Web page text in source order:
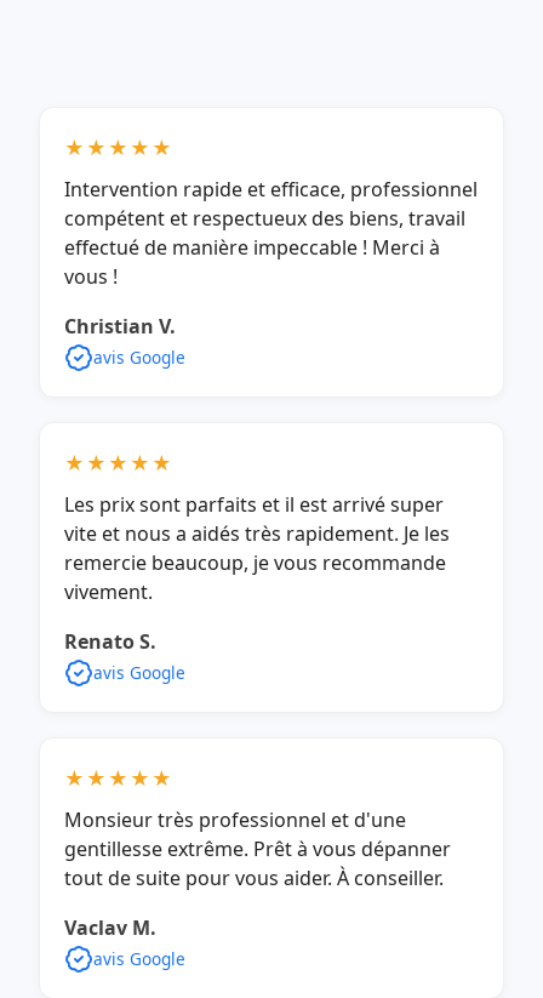
★★★★★
Intervention rapide et efficace, professionnel
compétent et respectueux des biens, travail
effectué de manière impeccable ! Merci à
vous !
Christian V.
avis Google
★★★★★
Les prix sont parfaits et il est arrivé super
vite et nous a aidés très rapidement. Je les
remercie beaucoup, je vous recommande
vivement.
Renato S.
avis Google
★★★★★
Monsieur très professionnel et d'une
gentillesse extrême. Prêt à vous dépanner
tout de suite pour vous aider. À conseiller.
Vaclav M.
avis Google